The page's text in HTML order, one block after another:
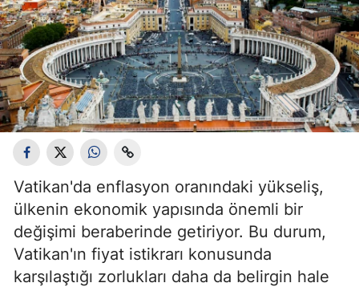
Vatikan'da enflasyon oranındaki yükseliş,
ülkenin ekonomik yapısında önemli bir
değişimi beraberinde getiriyor. Bu durum,
Vatikan'ın fiyat istikrarı konusunda
karşılaştığı zorlukları daha da belirgin hale